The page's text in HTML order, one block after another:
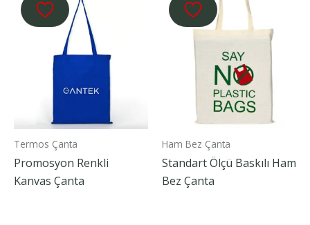
Termos Çanta
Promosyon Renkli
Kanvas Çanta
Ham Bez Çanta
Standart Ölçü Baskılı Ham
Bez Çanta